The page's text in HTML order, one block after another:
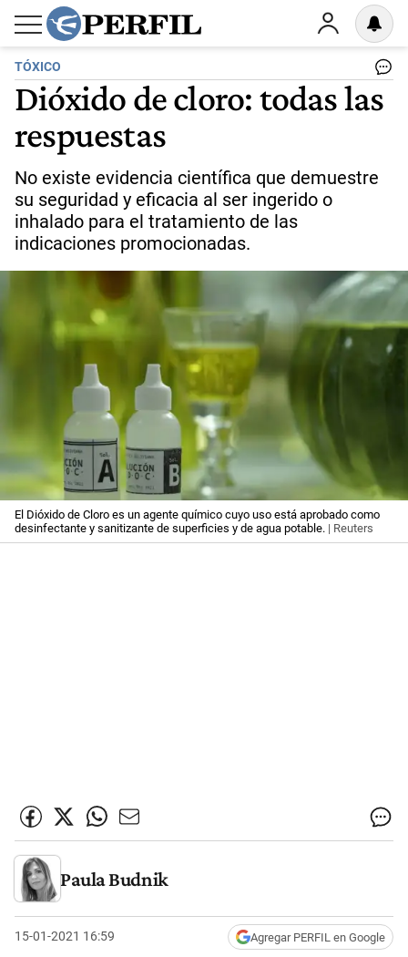
TÓXICO
Dióxido de cloro: todas las
respuestas
No existe evidencia científica que demuestre
su seguridad y eficacia al ser ingerido o
inhalado para el tratamiento de las
indicaciones promocionadas.
El Dióxido de Cloro es un agente químico cuyo uso está aprobado como
desinfectante y sanitizante de superficies y de agua potable. | Reuters
Paula Budnik
15-01-2021 16:59 Agregar PERFIL en Google